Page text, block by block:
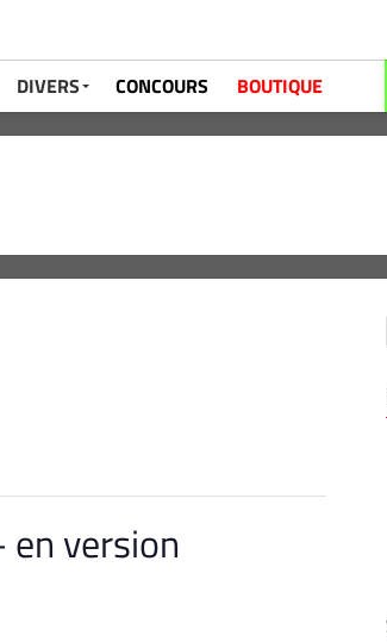
DIVERS CONCOURS BOUTIQUE
en version